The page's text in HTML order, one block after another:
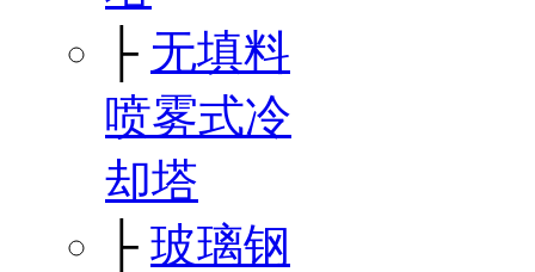
├ 无填料
喷雾式冷
却塔
├ 玻璃钢